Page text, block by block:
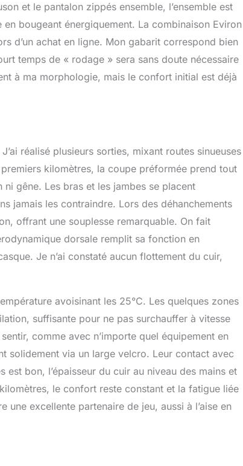
et le pantalon zippés ensemble, l’ensemble est
bougeant énergiquement. La combinaison Eviron
d’un achat en ligne. Mon gabarit correspond bien
temps de « rodage » sera sans doute nécessaire
à ma morphologie, mais le confort initial est déjà
réalisé plusieurs sorties, mixant routes sinueuses
kilomètres, la coupe préformée prend tout
gêne. Les bras et les jambes se placent
jamais les contraindre. Lors des déhanchements
offrant une souplesse remarquable. On fait
dorsale remplit sa fonction en
Je n’ai constaté aucun flottement du cuir,
avoisinant les 25°C. Les quelques zones
suffisante pour ne pas surchauffer à vitesse
comme avec n’importe quel équipement en
solidement via un large velcro. Leur contact avec
bon, l’épaisseur du cuir au niveau des mains et
le confort reste constant et la fatigue liée
une excellente partenaire de jeu, aussi à l’aise en